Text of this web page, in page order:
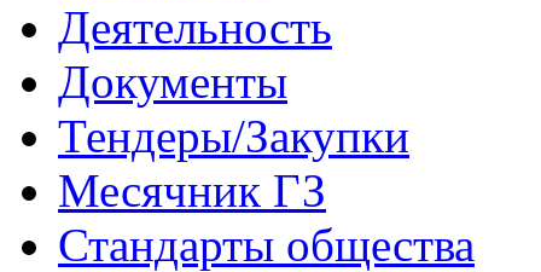
Деятельность
Документы
Тендеры/Закупки
Месячник ГЗ
Стандарты общества